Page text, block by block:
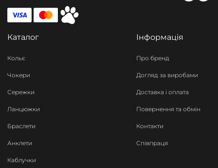
Каталог
Кольє
Чокери
Сережки
Ланцюжки
Браслети
Анклети
Каблучки
Інформація
Про бренд
Догляд за виробами
Доставка і оплата
Повернення та обмін
Контакти
Співпраця